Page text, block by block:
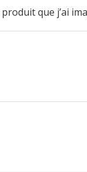
que j’ai